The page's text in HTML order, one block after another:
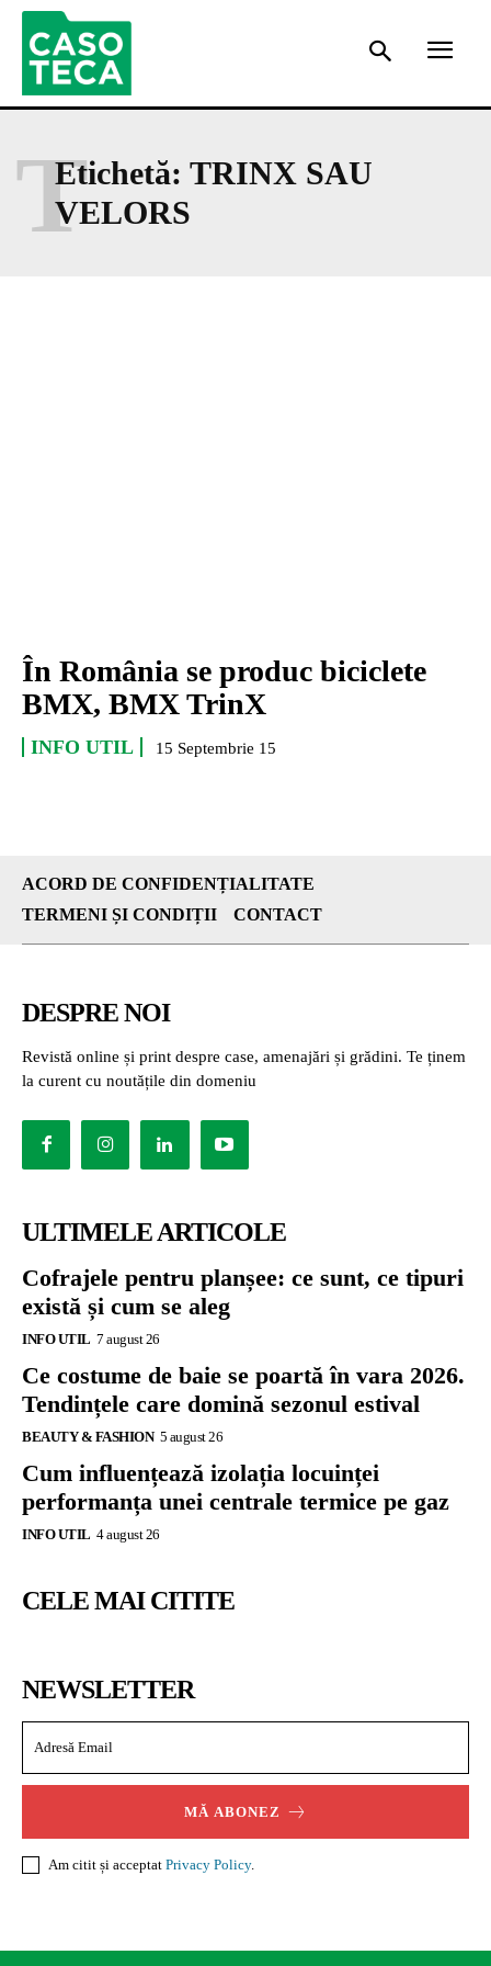
Etichetă: TRINX SAU
VELORS
T
În România se produc biciclete
BMX, BMX TrinX
INFO UTIL 15 Septembrie 15
ACORD DE CONFIDENȚIALITATE
TERMENI ȘI CONDIȚII
CONTACT
DESPRE NOI
Revistă online și print despre case, amenajări și grădini. Te ținem
la curent cu noutățile din domeniu
ULTIMELE ARTICOLE
Cofrajele pentru planșee: ce sunt, ce tipuri
există și cum se aleg
INFO UTIL 7 august 26
Ce costume de baie se poartă în vara 2026.
Tendințele care domină sezonul estival
BEAUTY & FASHION 5 august 26
Cum influențează izolația locuinței
performanța unei centrale termice pe gaz
INFO UTIL 4 august 26
CELE MAI CITITE
NEWSLETTER
MĂ ABONEZ
Am citit și acceptat Privacy Policy.